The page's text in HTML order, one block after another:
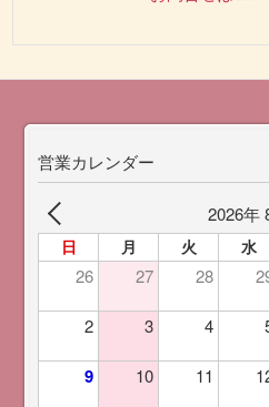
営業カレンダー
2026年
日 月 火 水
26 27 28
2 3 4
9 10 11